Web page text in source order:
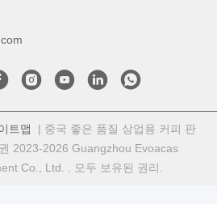
트맵
| 중국 좋은 품질 상업용 커피 판
2023-2026 Guangzhou Evoacas
Co., Ltd. . 모두 보유된 권리.